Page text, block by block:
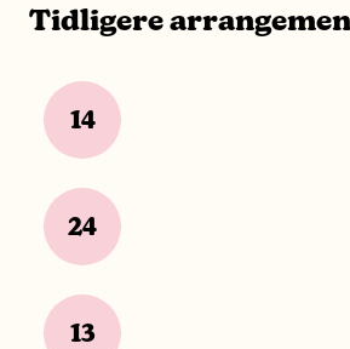
Tidligere
14
24
13